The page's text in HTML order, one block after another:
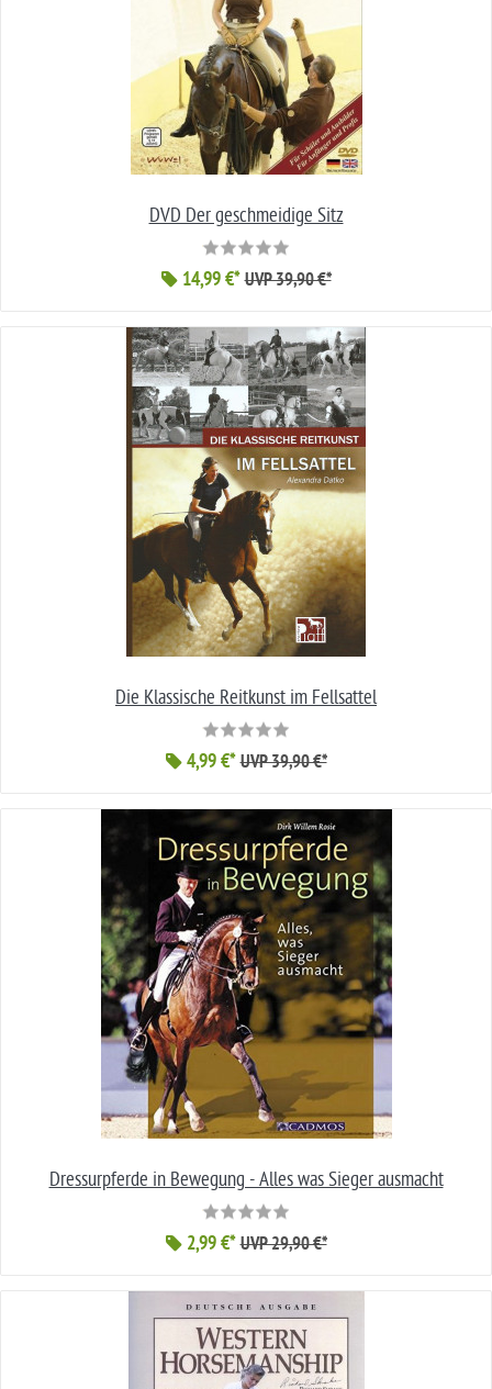
DVD Der geschmeidige Sitz
14,99 €* UVP 39,90 €*
Die Klassische Reitkunst im Fellsattel
4,99 €* UVP 39,90 €*
Dressurpferde in Bewegung - Alles was Sieger ausmacht
2,99 €* UVP 29,90 €*